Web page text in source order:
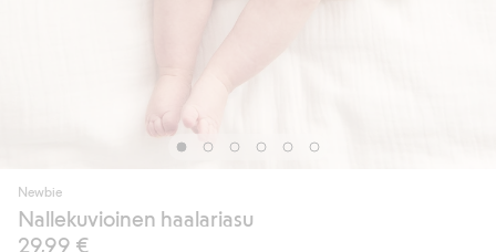
Newbie
Nallekuvioinen haalariasu
29,99 €